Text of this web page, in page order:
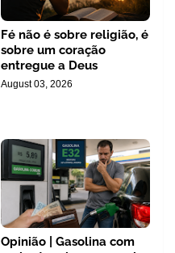
Fé não é sobre religião, é
sobre um coração
entregue a Deus
August 03, 2026
Opinião | Gasolina com